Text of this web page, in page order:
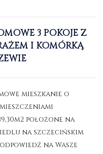
3 POKOJE Z
I KOMÓRKĄ
mieszkanie o
położone na
na szczecińskim
na Wasze